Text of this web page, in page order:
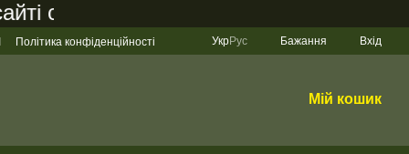
200 грн
Політика конфіденційності
УкрРус Бажання Вхід
Мій кошик